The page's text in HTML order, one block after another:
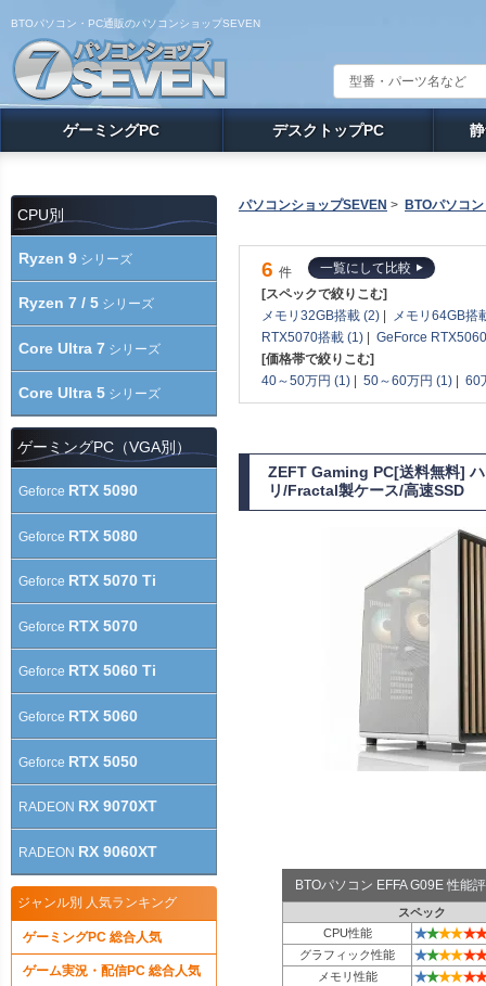
BTOパソコン・PC通販のパソコンショップSEVEN
ゲーミングPC デスクトップPC
パソコンショップSEVEN > BTOパソコ
6 件
一覧にして比較
[スペックで絞りこむ]
メモリ32GB搭載 (2) |
メモリ64GB搭
RTX5070搭載 (1) | GeForce
[価格帯で絞りこむ]
40～50万円 (1) | 50～60万円 (1) | 60
ZEFT Gaming PC[送料無料]
リ/Fractal製ケース/高速SSD
BTOパソコン EFFA G09E 性能
スペック
CPU性能
★★★★★★
グラフィック性能 ★★★★★★
メモリ性能 ★★★★★★
CPU別
Ryzen 9 シリーズ
Ryzen 7 / 5 シリーズ
Core Ultra 7 シリーズ
Core Ultra 5 シリーズ
ゲーミングPC（VGA別）
Geforce RTX 5090
Geforce RTX 5080
Geforce RTX 5070 Ti
Geforce RTX 5070
Geforce RTX 5060 Ti
Geforce RTX 5060
Geforce RTX 5050
RADEON RX 9070XT
RADEON RX 9060XT
ジャンル別 人気ランキング
ゲーミングPC 総合人気
ゲーム実況・配信PC 総合人気